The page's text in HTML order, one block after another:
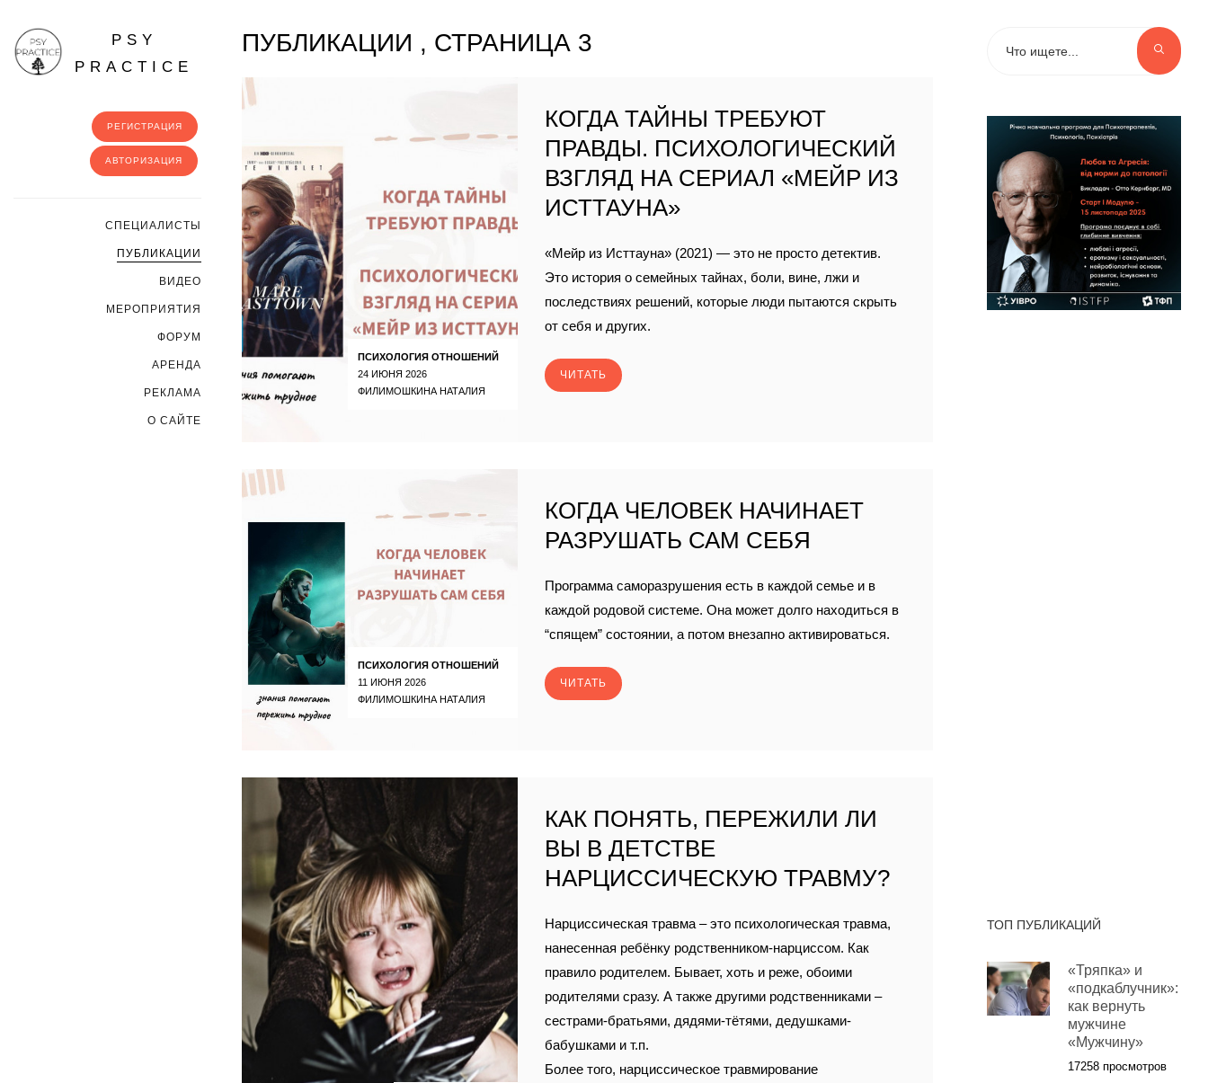
PSY
PRACTICE
РЕГИСТРАЦИЯ
АВТОРИЗАЦИЯ
CПЕЦИАЛИСТЫ
ПУБЛИКАЦИИ
ВИДЕО
МЕРОПРИЯТИЯ
ФОРУМ
АРЕНДА
РЕКЛАМА
О САЙТЕ
ПУБЛИКАЦИИ , СТРАНИЦА 3
ПСИХОЛОГИЯ ОТНОШЕНИЙ
24 ИЮНЯ 2026
ФИЛИМОШКИНА НАТАЛИЯ
КОГДА ТАЙНЫ ТРЕБУЮТ
ПРАВДЫ. ПСИХОЛОГИЧЕСКИЙ
ВЗГЛЯД НА СЕРИАЛ «МЕЙР ИЗ
ИСТТАУНА»
«Мейр из Исттауна» (2021) — это не просто детектив.
Это история о семейных тайнах, боли, вине, лжи и
последствиях решений, которые люди пытаются скрыть
от себя и других.
ЧИТАТЬ
ПСИХОЛОГИЯ ОТНОШЕНИЙ
11 ИЮНЯ 2026
ФИЛИМОШКИНА НАТАЛИЯ
КОГДА ЧЕЛОВЕК НАЧИНАЕТ
РАЗРУШАТЬ САМ СЕБЯ
Программа саморазрушения есть в каждой семье и в
каждой родовой системе. Она может долго находиться в
“спящем” состоянии, а потом внезапно активироваться.
ЧИТАТЬ
КАК ПОНЯТЬ, ПЕРЕЖИЛИ ЛИ
ВЫ В ДЕТСТВЕ
НАРЦИССИЧЕСКУЮ ТРАВМУ?
Нарциссическая травма – это психологическая травма,
нанесенная ребëнку родственником-нарциссом. Как
правило родителем. Бывает, хоть и реже, обоими
родителями сразу. А также другими родственниками –
сестрами-братьями, дядями-тëтями, дедушками-
бабушками и т.п.
Более того, нарциссическое травмирование
ТОП ПУБЛИКАЦИЙ
«Тряпка» и
«подкаблучник»:
как вернуть
мужчине
«Мужчину»
17258 просмотров